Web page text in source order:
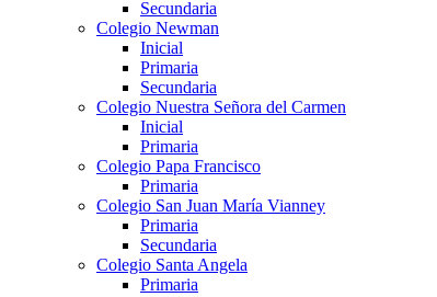
Secundaria
Colegio Newman
Inicial
Primaria
Secundaria
Colegio Nuestra Señora del Carmen
Inicial
Primaria
Colegio Papa Francisco
Primaria
Colegio San Juan María Vianney
Primaria
Secundaria
Colegio Santa Angela
Primaria